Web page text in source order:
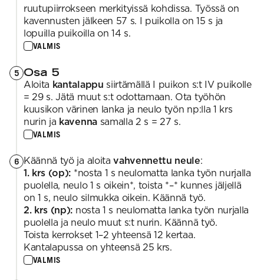
ruutupiirrokseen merkityissä kohdissa. Työssä on
kavennusten jälkeen 57 s. I puikolla on 15 s ja
lopuilla puikoilla on 14 s.
VALMIS
5 Osa 5
Aloita kantalappu siirtämällä I puikon s:t IV puikolle
= 29 s. Jätä muut s:t odottamaan. Ota työhön
kuusikon värinen lanka ja neulo työn np:lla 1 krs
nurin ja kavennasamalla 2 s = 27 s.
VALMIS
6 Käännä työ ja aloitavahvennettu neule:
1. krs (op): *nosta 1 s neulomatta lanka työn nurjalla
puolella, neulo 1 s oikein*, toista *–* kunnes jäljellä
on 1 s, neulo silmukka oikein. Käännä työ.
2. krs (np): nosta 1 s neulomatta lanka työn nurjalla
puolella ja neulo muut s:t nurin. Käännä työ.
Toista kerrokset 1–2 yhteensä 12 kertaa.
Kantalapussa on yhteensä 25 krs.
VALMIS